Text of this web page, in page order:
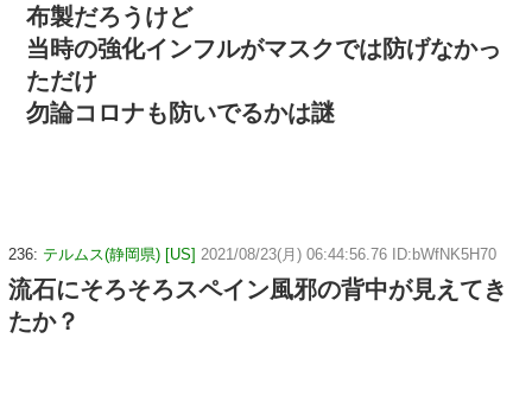
布製だろうけど
当時の強化インフルがマスクでは防げなかっ
ただけ
勿論コロナも防いでるかは謎
236: テルムス(静岡県) [US] 2021/08/23(月) 06:44:56.76 ID:bWfNK5H70
流石にそろそろスペイン風邪の背中が見えてき
たか？